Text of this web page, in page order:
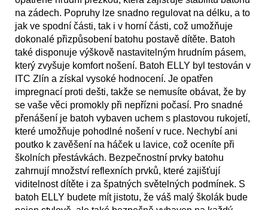
na zádech. Popruhy lze snadno regulovat na délku, a to
jak ve spodní části, tak i v horní části, což umožňuje
dokonalé přizpůsobení batohu postavě dítěte. Batoh
také disponuje výškově nastavitelným hrudním pásem,
který zvyšuje komfort nošení. Batoh ELLY byl testován v
ITC Zlín a získal vysoké hodnocení. Je opatřen
impregnací proti dešti, takže se nemusíte obávat, že by
se vaše věci promokly při nepřízni počasí. Pro snadné
přenášení je batoh vybaven uchem s plastovou rukojetí,
které umožňuje pohodlné nošení v ruce. Nechybí ani
poutko k zavěšení na háček u lavice, což oceníte při
školních přestávkách. Bezpečnostní prvky batohu
zahrnují množství reflexních prvků, které zajišťují
viditelnost dítěte i za špatných světelných podmínek. S
batoh ELLY budete mít jistotu, že váš malý školák bude